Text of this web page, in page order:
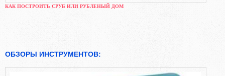
КАК ПОСТРОИТЬ СРУБ ИЛИ РУБЛЕНЫЙ ДОМ
ОБЗОРЫ ИНСТРУМЕНТОВ: